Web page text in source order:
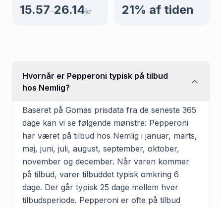
15.57–26.14kr 21% af tiden
Hvornår er Pepperoni typisk på tilbud
hos Nemlig?
Baseret på Gomas prisdata fra de seneste 365
dage kan vi se følgende mønstre: Pepperoni
har været på tilbud hos Nemlig i januar, marts,
maj, juni, juli, august, september, oktober,
november og december. Når varen kommer
på tilbud, varer tilbuddet typisk omkring 6
dage. Der går typisk 25 dage mellem hver
tilbudsperiode. Pepperoni er ofte på tilbud